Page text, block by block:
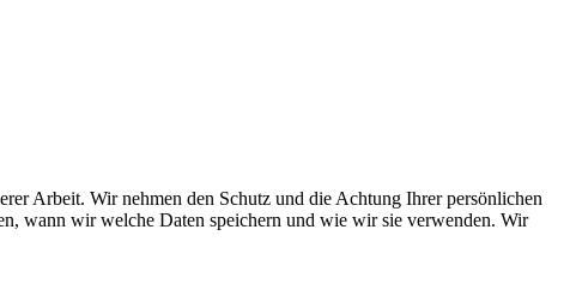
Arbeit. Wir nehmen den Schutz und die Achtung Ihrer persönlichen
wann wir welche Daten speichern und wie wir sie verwenden. Wir